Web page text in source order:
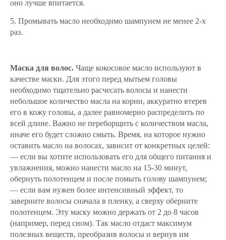
оно лучше впитается.
5. Промывать масло необходимо шампунем не менее 2-х
раз.
Маска для волос. Чаще кокосовое масло используют в
качестве маски. Для этого перед мытьем головы
необходимо тщательно расчесать волосы и нанести
небольшое количество масла на корни, аккуратно втерев
его в кожу головы, а далее равномерно распределить по
всей длине. Важно не переборщить с количеством масла,
иначе его будет сложно смыть. Время, на которое нужно
оставить масло на волосах, зависит от конкретных целей:
— если вы хотите использовать его для общего питания и
увлажнения, можно нанести масло на 15-30 минут,
обернуть полотенцем и после помыть голову шампунем;
— если вам нужен более интенсивный эффект, то
заверните волосы сначала в пленку, а сверху оберните
полотенцем. Эту маску можно держать от 2 до 8 часов
(например, перед сном). Так масло отдаст максимум
полезных веществ, преобразив волосы и вернув им